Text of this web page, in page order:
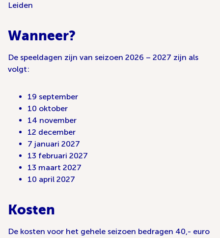
Leiden
Wanneer?
De speeldagen zijn van seizoen 2026 – 2027 zijn als
volgt:
19 september
10 oktober
14 november
12 december
7 januari 2027
13 februari 2027
13 maart 2027
10 april 2027
Kosten
De kosten voor het gehele seizoen bedragen 40,- euro